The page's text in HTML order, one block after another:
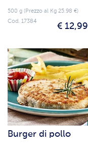
500 g (Prezzo al Kg 25.98 €)
€ 12,99
Cod. 17384
Burger di pollo